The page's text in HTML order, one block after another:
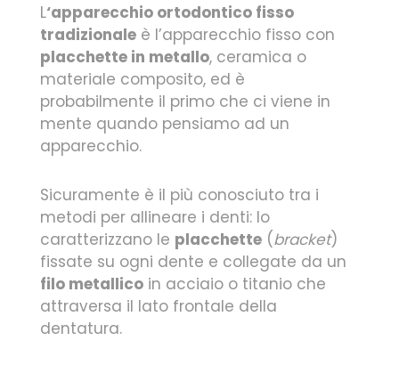
L‘apparecchio ortodontico fisso
tradizionale è l’apparecchio fisso con
placchette in metallo, ceramica o
materiale composito, ed è
probabilmente il primo che ci viene in
mente quando pensiamo ad un
apparecchio.
Sicuramente è il più conosciuto tra i
metodi per allineare i denti: lo
caratterizzano le placchette (bracket)
fissate su ogni dente e collegate da un
filo metallico in acciaio o titanio che
attraversa il lato frontale della
dentatura.